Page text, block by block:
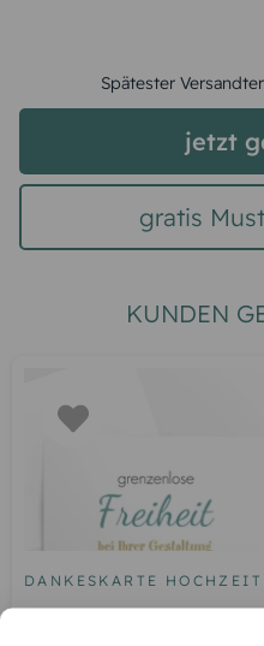
Spätester
jetzt
gratis
KUNDEN
DANKESKARTE HOCHZEIT
Blankokarte